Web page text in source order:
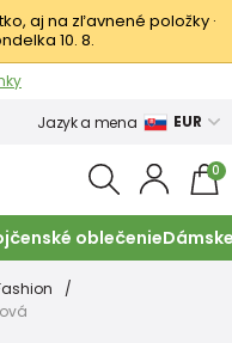
aj na zľavnené položky ·
10. 8.
Jazyk a mena EUR
0
oblečenie